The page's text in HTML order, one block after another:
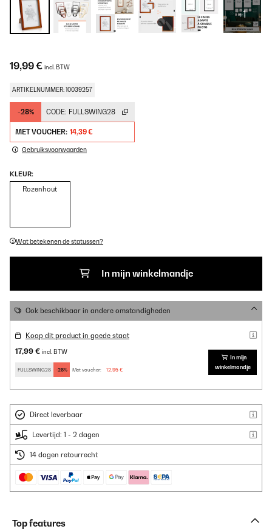
+1
19,99 € incl. BTW
ARTIKELNUMMER: 10039257
-28% CODE: FULLSWING28
MET VOUCHER: 14,39 €
Gebruiksvoorwaarden
KLEUR:
Rozenhout
Wat betekenen de statussen?
In mijn winkelmandje
Ook beschikbaar in andere omstandigheden
Koop dit product in goede staat
17,99 € incl. BTW
FULLSWING28 -28% Met voucher: 12,95 €
In mijn
winkelmandje
Direct leverbaar
Levertijd: 1 - 2 dagen
14 dagen retourrecht
Top features